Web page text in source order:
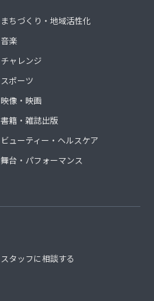
まちづくり・地域活性化
音楽
チャレンジ
スポーツ
映像・映画
書籍・雑誌出版
ビューティー・ヘルスケア
舞台・パフォーマンス
スタッフに相談する